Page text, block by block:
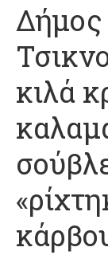
κιλά